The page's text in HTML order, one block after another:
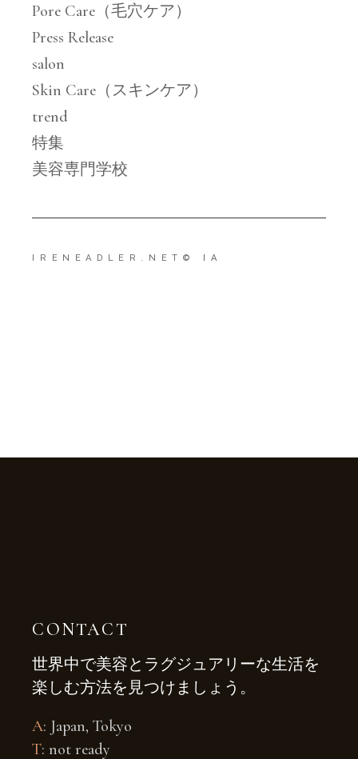
Pore Care（毛穴ケア）
Press Release
salon
Skin Care（スキンケア）
trend
特集
美容専門学校
IRENEADLER.NET © IA
CONTACT
世界中で美容とラグジュアリーな生活を
楽しむ方法を見つけましょう。
A: Japan, Tokyo
T: not ready